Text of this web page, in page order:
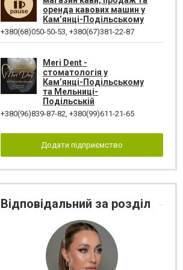
оренда кавових машин у
Кам’янці-Подільському
+380(68)050-50-53, +380(67)381-22-87
Meri Dent -
стоматологія у
Кам’янці-Подільському
та Мельниці-
Подільській
+380(96)839-87-82, +380(99)611-21-65
Додати підприємство
Відповідальний за розділ